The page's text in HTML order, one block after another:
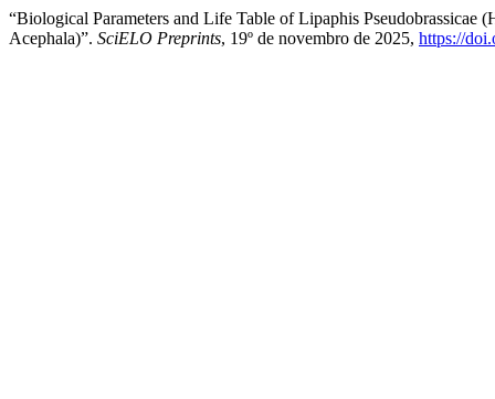
“Biological Parameters and Life Table of Lipaphis
Acephala)”. SciELO Preprints, 19º de novembro de 2025, https://